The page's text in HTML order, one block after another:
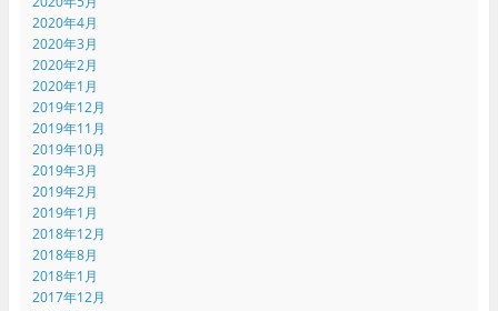
2020年4月
2020年3月
2020年2月
2020年1月
2019年12月
2019年11月
2019年10月
2019年3月
2019年2月
2019年1月
2018年12月
2018年8月
2018年1月
2017年12月